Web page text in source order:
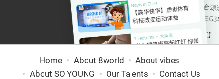
Home About 8world
About vibes
About SO YOUNG
Our Talents
Contact Us